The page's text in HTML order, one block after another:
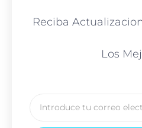
Reciba
Los
Correo